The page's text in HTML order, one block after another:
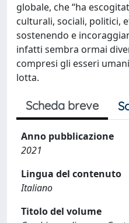
globale, che “ha
culturali, sociali, politici,
sostenendo e
infatti sembra ormai
compresi gli esseri
lotta.
Scheda breve
Anno pubblicazione
2021
Lingua del contenuto
Italiano
Titolo del volume